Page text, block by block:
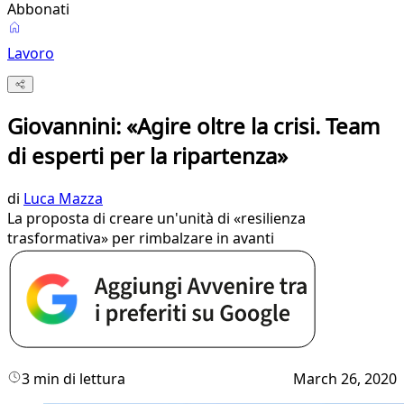
Abbonati
Lavoro
Giovannini: «Agire oltre la crisi. Team
di esperti per la ripartenza»
di Luca Mazza
La proposta di creare un'unità di «resilienza
trasformativa» per rimbalzare in avanti
3 min di lettura March 26, 2020